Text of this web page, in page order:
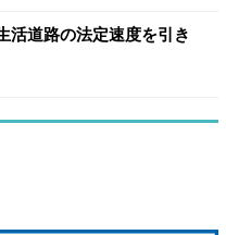
活道路の法定速度を引き